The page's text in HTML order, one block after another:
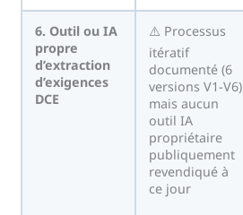
6. Outil ou IA
propre
d’extraction
d’exigences
DCE
⚠️ Processus
itératif
documenté (6
versions V1-V6)
mais aucun
outil IA
propriétaire
publiquement
revendiqué à
ce jour